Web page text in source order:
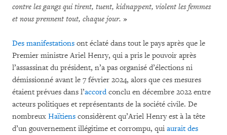
contre les gangs qui tirent, tuent, kidnappent, violent les femmes
et nous prennent tout, chaque jour. »
Des manifestations ont éclaté dans tout le pays après que le
Premier ministre Ariel Henry, qui a pris le pouvoir après
l’assassinat du président, n’a pas organisé d’élections ni
démissionné avant le 7 février 2024, alors que ces mesures
étaient prévues dans l’accordconclu en décembre 2022 entre
acteurs politiques et représentants de la société civile. De
nombreux Haïtiens considèrent qu’Ariel Henry est à la tête
d’un gouvernement illégitime et corrompu, qui aurait des